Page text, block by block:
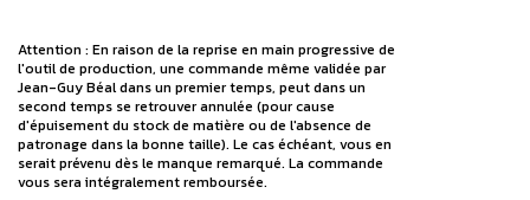
Attention : En raison de la reprise en main progressive de
l'outil de production, une commande même validée par
Jean-Guy Béal dans un premier temps, peut dans un
second temps se retrouver annulée (pour cause
d'épuisement du stock de matière ou de l'absence de
patronage dans la bonne taille). Le cas échéant, vous en
serait prévenu dès le manque remarqué. La commande
vous sera intégralement remboursée.